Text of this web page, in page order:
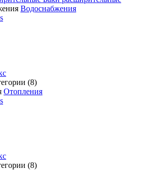
Водоснабжения
(8)
Отопления
(8)